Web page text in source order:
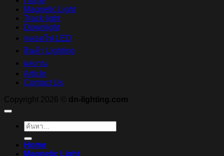
Magnetic Light
Track light
Downlight
หลอดไฟ LED
สินค้า Lighting
ผลงาน
Article
Contact Us
Copyright 2026 © dn-lighting.com
ค้นหา:
Home
Magnetic Light